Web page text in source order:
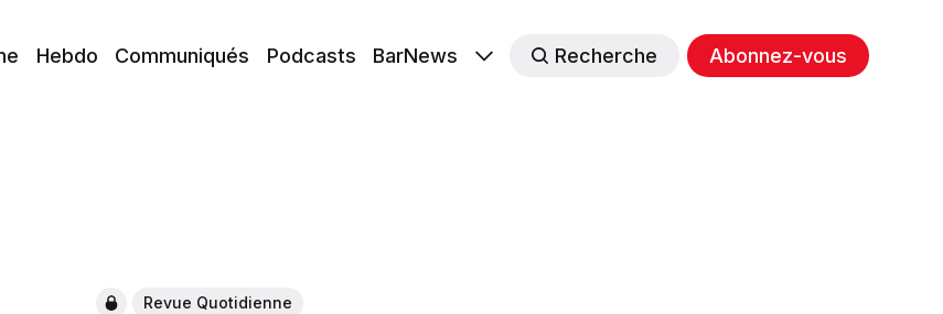
Hebdo Communiqués Podcasts BarNews Recherche Abonnez-vous
Revue Quotidienne